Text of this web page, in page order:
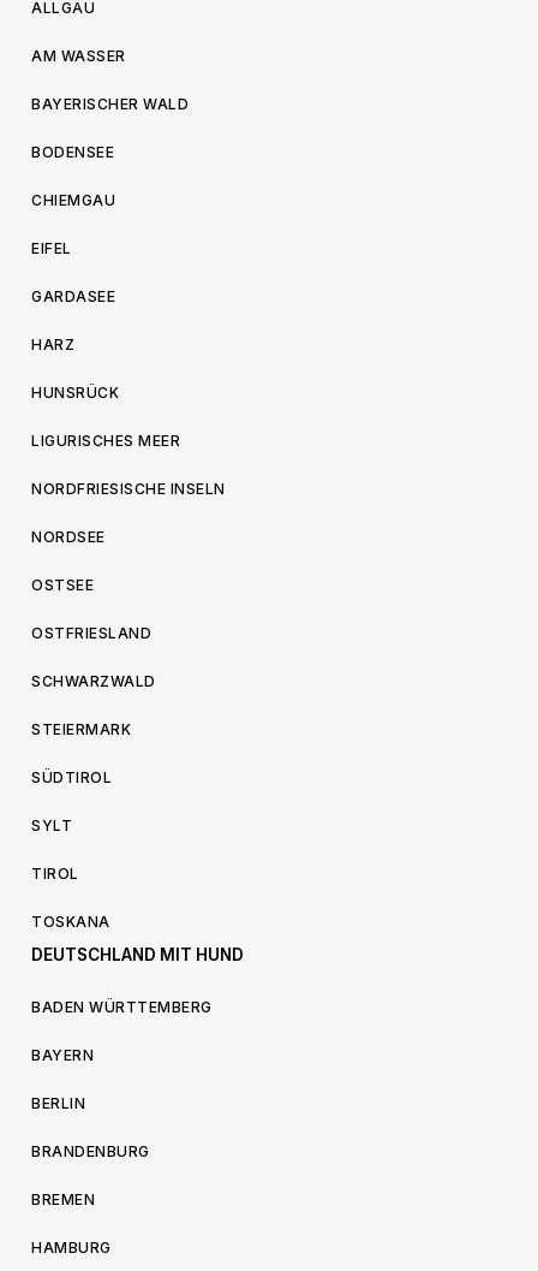
ALLGÄU
AM WASSER
BAYERISCHER WALD
BODENSEE
CHIEMGAU
EIFEL
GARDASEE
HARZ
HUNSRÜCK
LIGURISCHES MEER
NORDFRIESISCHE INSELN
NORDSEE
OSTSEE
OSTFRIESLAND
SCHWARZWALD
STEIERMARK
SÜDTIROL
SYLT
TIROL
TOSKANA
DEUTSCHLAND MIT HUND
BADEN WÜRTTEMBERG
BAYERN
BERLIN
BRANDENBURG
BREMEN
HAMBURG